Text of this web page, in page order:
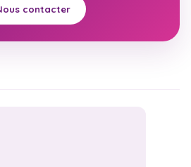
contacter